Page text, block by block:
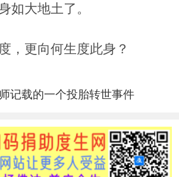
如大地土了。
，更向何生度此身？
记载的一个投胎转世事件